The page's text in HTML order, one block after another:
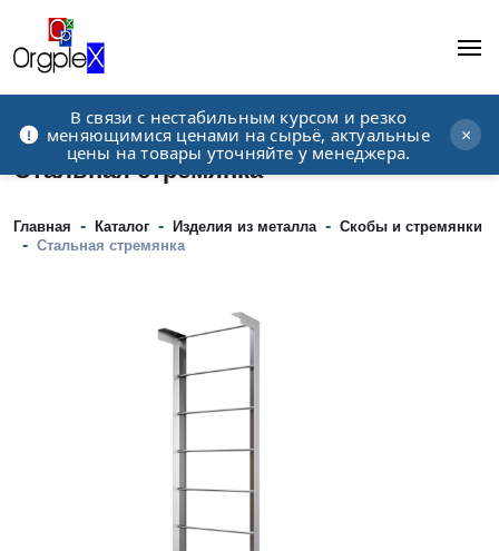
В связи с нестабильным курсом и резко
меняющимися ценами на сырьё, актуальные
цены на товары уточняйте у менеджера.
×
Рекламно-производственная компания
Стальная стремянка
Главная - Каталог - Изделия из металла - Скобы и стремянки
- Стальная стремянка